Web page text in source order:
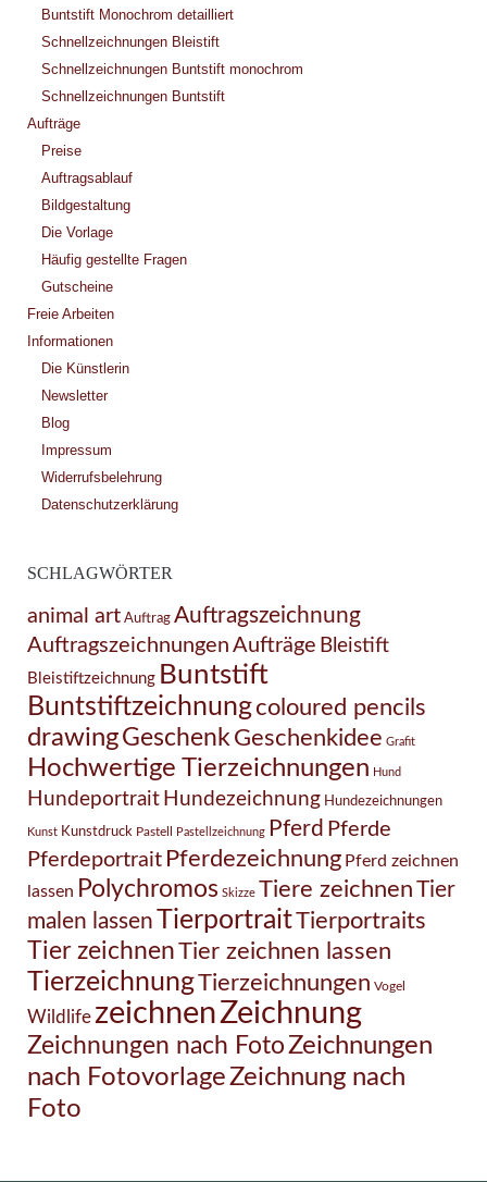
Buntstift Monochrom detailliert
Schnellzeichnungen Bleistift
Schnellzeichnungen Buntstift monochrom
Schnellzeichnungen Buntstift
Aufträge
Preise
Auftragsablauf
Bildgestaltung
Die Vorlage
Häufig gestellte Fragen
Gutscheine
Freie Arbeiten
Informationen
Die Künstlerin
Newsletter
Blog
Impressum
Widerrufsbelehrung
Datenschutzerklärung
SCHLAGWÖRTER
animal art Auftrag Auftragszeichnung
Auftragszeichnungen Aufträge Bleistift
Bleistiftzeichnung Buntstift
Buntstiftzeichnungcoloured pencils
drawingGeschenkGeschenkidee Grafit
Hochwertige Tierzeichnungen Hund
Hundeportrait Hundezeichnung Hundezeichnungen
Kunst Kunstdruck Pastell Pastellzeichnung Pferd Pferde
Pferdeportrait Pferdezeichnung Pferd zeichnen
lassen Polychromos Skizze Tiere zeichnenTier
malen lassenTierportraitTierportraits
Tier zeichnenTier zeichnen lassen
TierzeichnungTierzeichnungen Vogel
WildlifezeichnenZeichnung
Zeichnungen nach FotoZeichnungen
nach FotovorlageZeichnung nach
Foto